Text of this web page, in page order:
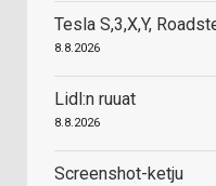
Tesla S,3,X,Y,
8.8.2026
Lidl:n ruuat
8.8.2026
Screenshot-ketju